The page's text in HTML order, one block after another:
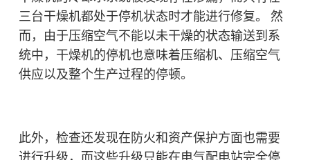
三台干燥机都处于停机状态时才能进行修复。 然
而，由于压缩空气不能以未干燥的状态输送到系
统中，干燥机的停机也意味着压缩机、压缩空气
供应以及整个生产过程的停顿。
此外，检查还发现在防火和资产保护方面也需要